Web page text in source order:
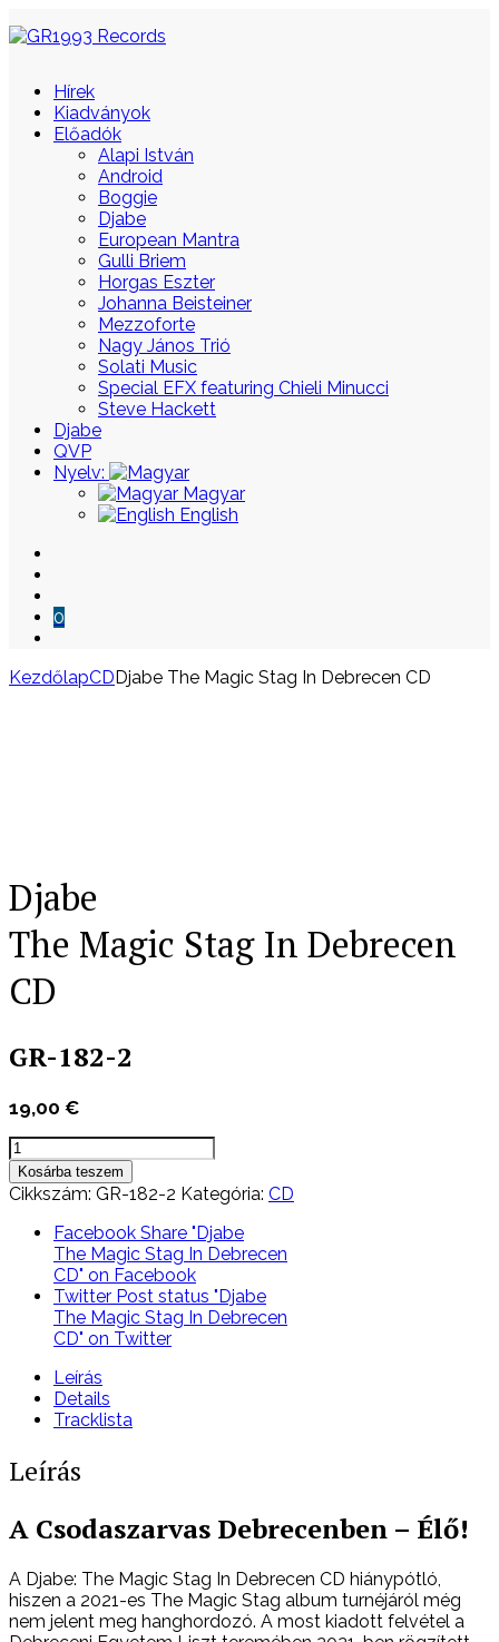
Hírek
Kiadványok
Előadók
Alapi István
Android
Boggie
Djabe
European Mantra
Gulli Briem
Horgas Eszter
Johanna Beisteiner
Mezzoforte
Nagy János Trió
Solati Music
Special EFX featuring Chieli Minucci
Steve Hackett
Djabe
QVP
Nyelv:
Magyar
English
0
KezdőlapCDDjabe The Magic Stag In Debrecen CD
Djabe
The Magic Stag In Debrecen
CD
GR-182-2
19,00 €
Djabe
The
Magic
Debrecen
mennyiség
Kosárba teszem
Cikkszám: GR-182-2 Kategória: CD
Facebook Share "Djabe
The Magic Stag In Debrecen
CD" on Facebook
Twitter Post status "Djabe
The Magic Stag In Debrecen
CD" on Twitter
Leírás
Details
Tracklista
Leírás
A Csodaszarvas Debrecenben – Élő!
A Djabe: The Magic Stag In Debrecen CD hiánypótló,
hiszen a 2021-es The Magic Stag album turnéjáról még
nem jelent meg hanghordozó. A most kiadott felvétel a